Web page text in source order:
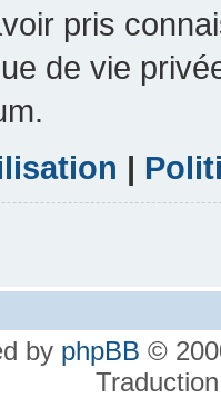
pris
de vie
|
by phpBB ©